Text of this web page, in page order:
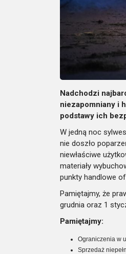
Nadchodzi
niezapomniany i
podstawy ich
W jedną noc
nie doszło
niewłaściwe
materiały
punkty handlowe
Pamiętajmy, że
grudnia oraz 1
Pamiętajmy:
Ograniczenia w
Sprzedaż